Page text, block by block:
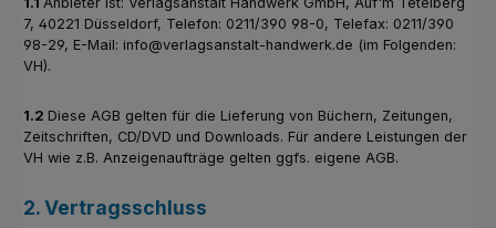
7, 40221 Düsseldorf, Telefon: 0211/390 98-0, Telefax: 0211/390
98-29, E-Mail: info@verlagsanstalt-handwerk.de (im Folgenden:
VH).
1.2 Diese AGB gelten für die Lieferung von Büchern, Zeitungen,
Zeitschriften, CD/DVD und Downloads. Für andere Leistungen der
VH wie z.B. Anzeigenaufträge gelten ggfs. eigene AGB.
2. Vertragsschluss